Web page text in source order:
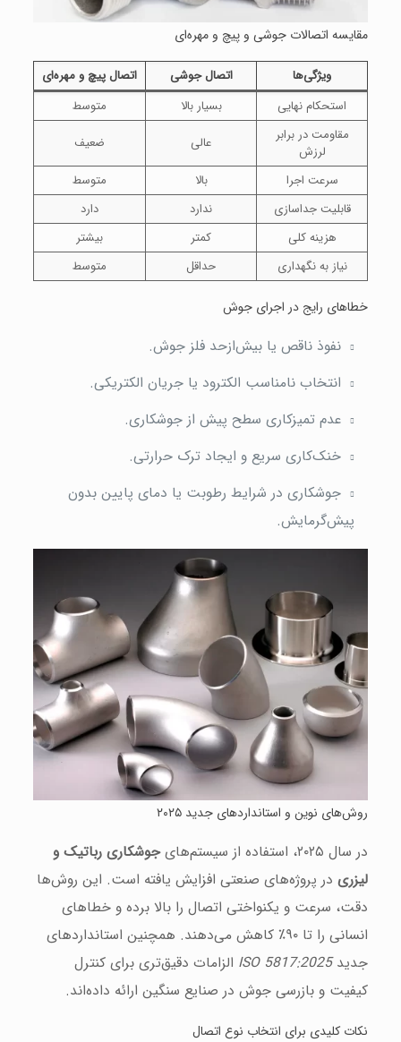
مقایسه اتصالات جوشی و پیچ و مهره‌ای
ویژگی‌ها اتصال جوشی
اتصال پیچ و مهره‌ای
استحکام نهایی
بسیار بالا
متوسط
مقاومت در برابر
لرزش
عالی
ضعیف
سرعت اجرا
بالا
متوسط
قابلیت جداسازی
ندارد
دارد
هزینه کلی
کمتر
بیشتر
نیاز به نگهداری
حداقل متوسط
خطاهای رایج در اجرای جوش
نفوذ ناقص یا بیش‌ازحد فلز جوش.
انتخاب نامناسب الکترود یا جریان الکتریکی.
عدم تمیزکاری سطح پیش از جوشکاری.
خنک‌کاری سریع و ایجاد ترک حرارتی.
جوشکاری در شرایط رطوبت یا دمای پایین بدون
پیش‌گرمایش.
روش‌های نوین و استانداردهای جدید ۲۰۲۵
در سال ۲۰۲۵، استفاده از سیستم‌های
جوشکاری رباتیک و
لیزریدر پروژه‌های صنعتی افزایش یافته است. این روش‌ها
دقت، سرعت و یکنواختی اتصال را بالا برده و خطاهای
انسانی را تا ۹۰٪ کاهش می‌دهند. همچنین استانداردهای
جدیدISO 5817:2025 الزامات دقیق‌تری برای کنترل
کیفیت و بازرسی جوش در صنایع سنگین ارائه داده‌اند.
نکات کلیدی برای انتخاب نوع اتصال